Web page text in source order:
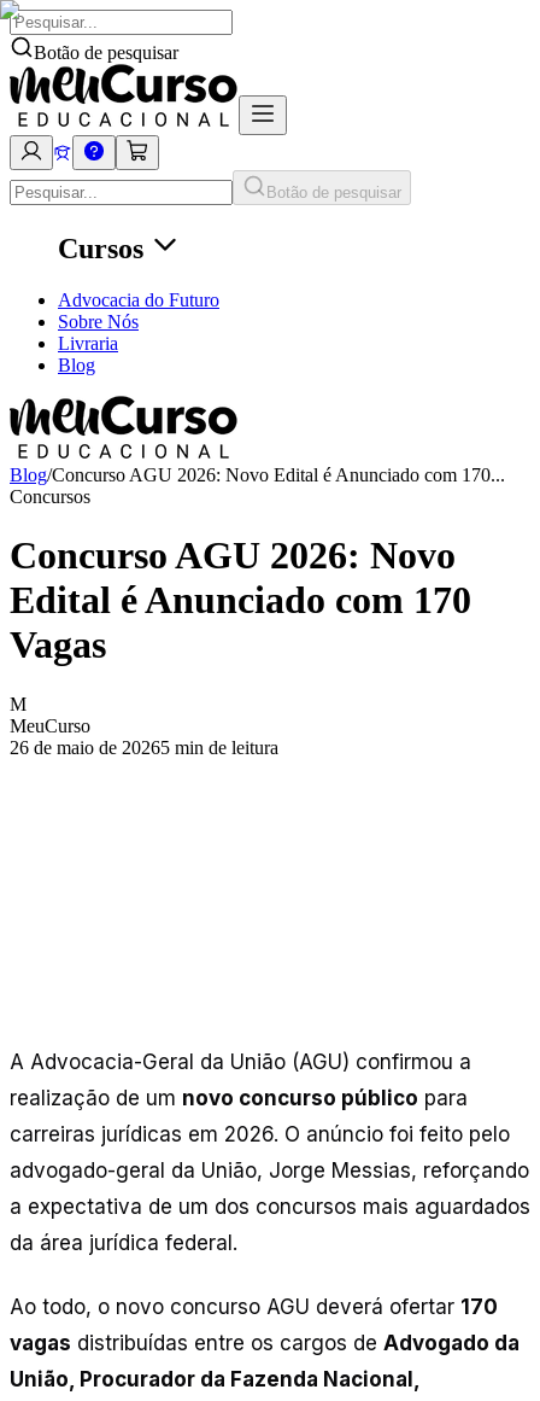
Botão de pesquisar
Botão de pesquisar
Cursos
Advocacia do Futuro
Sobre Nós
Livraria
Blog
Blog/Concurso AGU 2026: Novo Edital é Anunciado com 170...
Concursos
Concurso AGU 2026: Novo
Edital é Anunciado com 170
Vagas
M
MeuCurso
26 de maio de 20265 min de leitura
A Advocacia-Geral da União (AGU) confirmou a
realização de um novo concurso público para
carreiras jurídicas em 2026. O anúncio foi feito pelo
advogado-geral da União, Jorge Messias, reforçando
a expectativa de um dos concursos mais aguardados
da área jurídica federal.
Ao todo, o novo concurso AGU deverá ofertar 170
vagas distribuídas entre os cargos de Advogado da
União, Procurador da Fazenda Nacional,